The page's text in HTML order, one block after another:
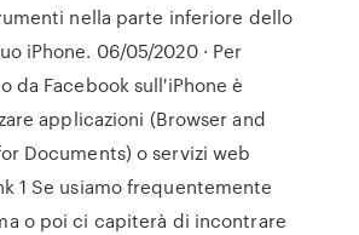
nella parte inferiore dello
iPhone. 06/05/2020 · Per
da Facebook sull'iPhone è
applicazioni (Browser and
Documents) o servizi web
1 Se usiamo frequentemente
o poi ci capiterà di incontrare